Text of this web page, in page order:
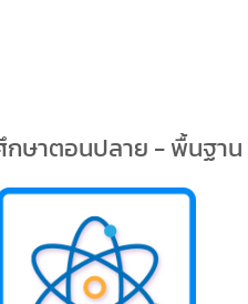
ษาตอนปลาย - พื้นฐาน